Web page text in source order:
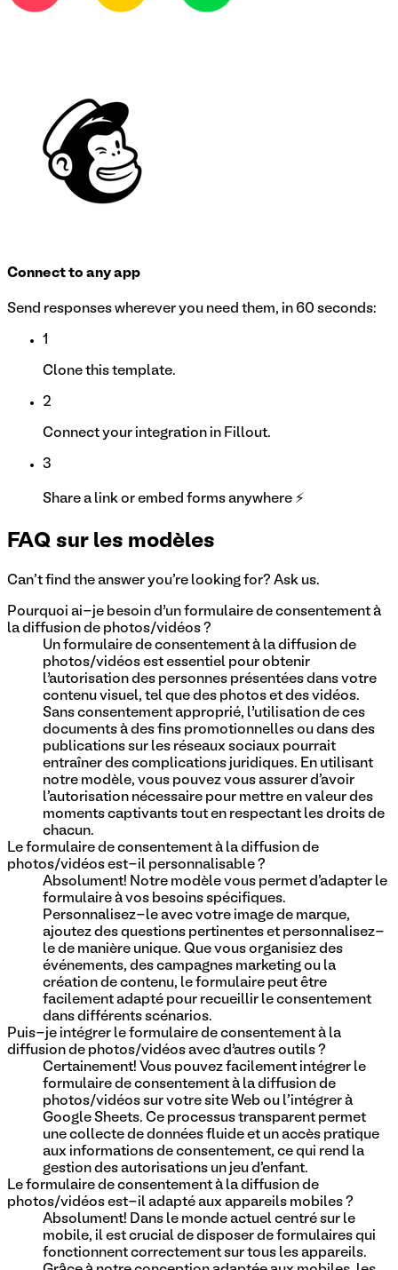
Connect to any app
Send responses wherever you need them, in 60 seconds:
1
Clone this template.
2
Connect your integration in Fillout.
3
Share a link or embed forms anywhere ⚡
FAQ sur les modèles
Can't find the answer you're looking for? Ask us.
Pourquoi ai-je besoin d’un formulaire de consentement à
la diffusion de photos/vidéos ?
Un formulaire de consentement à la diffusion de
photos/vidéos est essentiel pour obtenir
l’autorisation des personnes présentées dans votre
contenu visuel, tel que des photos et des vidéos.
Sans consentement approprié, l’utilisation de ces
documents à des fins promotionnelles ou dans des
publications sur les réseaux sociaux pourrait
entraîner des complications juridiques. En utilisant
notre modèle, vous pouvez vous assurer d'avoir
l'autorisation nécessaire pour mettre en valeur des
moments captivants tout en respectant les droits de
chacun.
Le formulaire de consentement à la diffusion de
photos/vidéos est-il personnalisable ?
Absolument! Notre modèle vous permet d'adapter le
formulaire à vos besoins spécifiques.
Personnalisez-le avec votre image de marque,
ajoutez des questions pertinentes et personnalisez-
le de manière unique. Que vous organisiez des
événements, des campagnes marketing ou la
création de contenu, le formulaire peut être
facilement adapté pour recueillir le consentement
dans différents scénarios.
Puis-je intégrer le formulaire de consentement à la
diffusion de photos/vidéos avec d’autres outils ?
Certainement! Vous pouvez facilement intégrer le
formulaire de consentement à la diffusion de
photos/vidéos sur votre site Web ou l'intégrer à
Google Sheets. Ce processus transparent permet
une collecte de données fluide et un accès pratique
aux informations de consentement, ce qui rend la
gestion des autorisations un jeu d'enfant.
Le formulaire de consentement à la diffusion de
photos/vidéos est-il adapté aux appareils mobiles ?
Absolument! Dans le monde actuel centré sur le
mobile, il est crucial de disposer de formulaires qui
fonctionnent correctement sur tous les appareils.